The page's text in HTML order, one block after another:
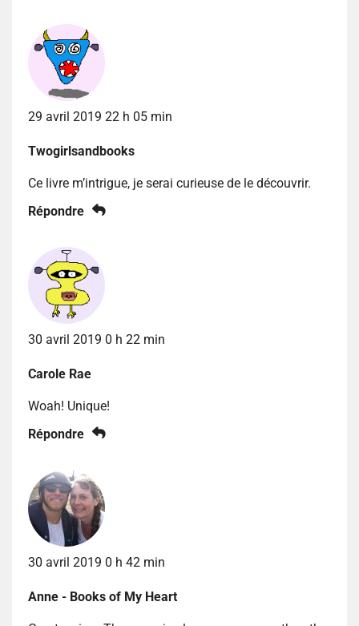
29 avril 2019 22 h 05 min
Twogirlsandbooks
Ce livre m’intrigue, je serai curieuse de le découvrir.
Répondre
30 avril 2019 0 h 22 min
Carole Rae
Woah! Unique!
Répondre
30 avril 2019 0 h 42 min
Anne - Books of My Heart